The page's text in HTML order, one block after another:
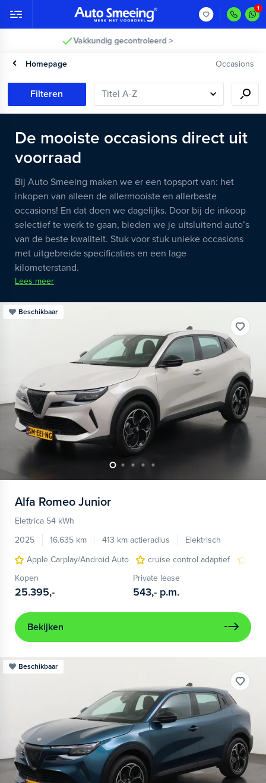
2 jaar garantie >
Homepage Occasions
Filteren
De mooiste occasions direct uit
voorraad
Bij Auto Smeeing maken we er een topsport van: het
inkopen van alleen de allermooiste en allerbeste
occasions! En dat doen we dagelijks. Door bij de inkoop
selectief te werk te gaan, bieden we je uitsluitend auto’s
van de beste kwaliteit. Stuk voor stuk unieke occasions
met uitgebreide specificaties en een lage
kilometerstand.
Lees meer
Beschikbaar
Alfa Romeo Junior
Elettrica 54 kWh
2025
16.635 km 413 km actieradius
Elektrisch
Apple Carplay/Android Auto
cruise control adaptief
Kopen
25.395,-
Private lease
543,- p.m.
Bekijken
Beschikbaar